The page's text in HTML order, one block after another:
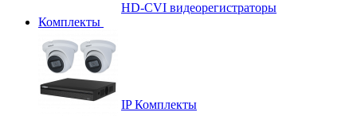
HD-CVI видеорегистраторы
Комплекты
IP Комплекты